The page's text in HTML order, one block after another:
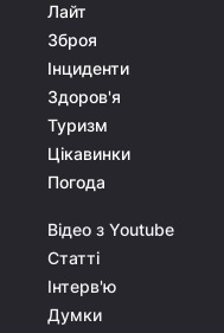
Лайт
Зброя
Інциденти
Здоров'я
Туризм
Цікавинки
Погода
Відео з Youtube
Статті
Інтерв'ю
Думки